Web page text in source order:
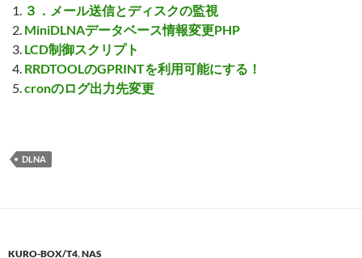
３．メール送信とディスクの監視
MiniDLNAデータベース情報変更PHP
LCD制御スクリプト
RRDTOOLのGPRINTを利用可能にする！
cronのログ出力先変更
DLNA
KURO-BOX/T4,NAS